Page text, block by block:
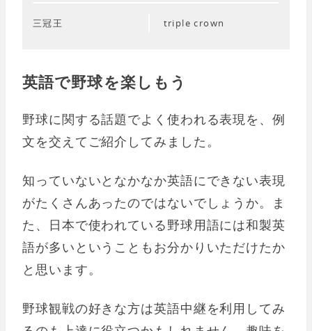
三冠王 triple crown
英語で野球を楽しもう
野球に関する話題でよく使われる表現を、例
文を交えてご紹介してみました。
知っていないとなかなか英語にできない表現
がたくさんあったのではないでしょうか。ま
た、日本で使われている野球用語には和製英
語が多いということもお分かりいただけたか
と思います。
野球観戦の好きな方は英語中継を利用してみ